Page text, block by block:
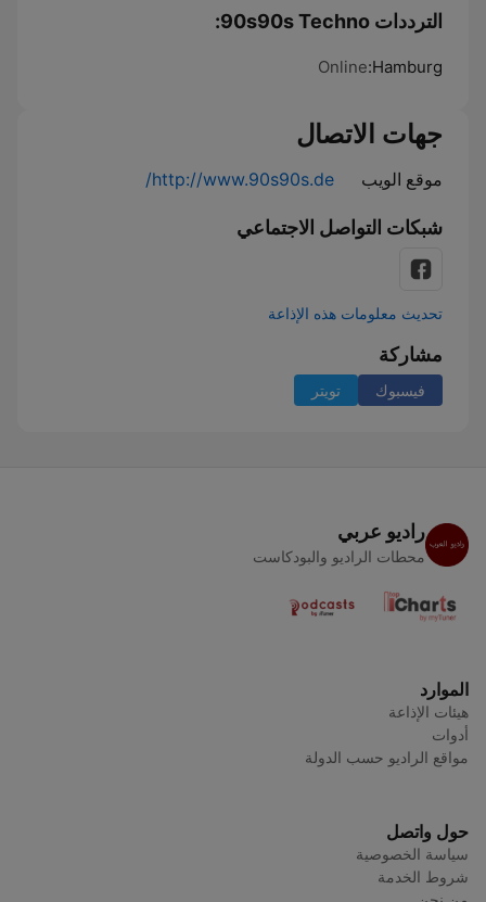
الترددات 90s90s Techno:
Hamburg:
Online
جهات الاتصال
موقع الويب http://www.90s90s.de/
شبكات التواصل الاجتماعي
تحديث معلومات هذه الإذاعة
مشاركة
فيسبوك تويتر
راديو عربي
محطات الراديو والبودكاست
الموارد
هيئات الإذاعة
أدوات
مواقع الراديو حسب الدولة
حول واتصل
سياسة الخصوصية
شروط الخدمة